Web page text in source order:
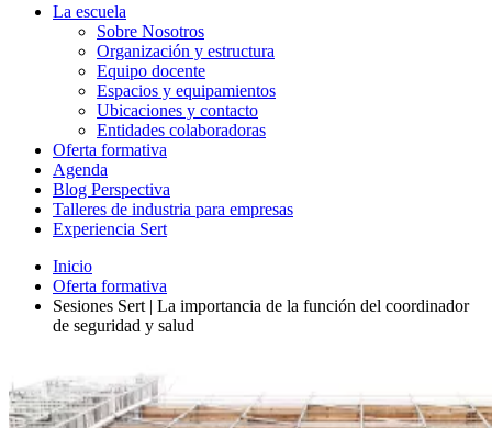
La escuela
Sobre Nosotros
Organización y estructura
Equipo docente
Espacios y equipamientos
Ubicaciones y contacto
Entidades colaboradoras
Oferta formativa
Agenda
Blog Perspectiva
Talleres de industria para empresas
Experiencia Sert
Inicio
Oferta formativa
Sesiones Sert | La importancia de la función del coordinador
de seguridad y salud